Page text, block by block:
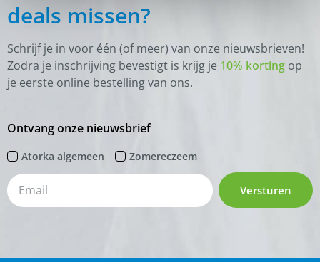
deals missen?
Schrijf je in voor één (of meer) van onze nieuwsbrieven!
Zodra je inschrijving bevestigt is krijg je 10% korting op
je eerste online bestelling van ons.
Ontvang onze nieuwsbrief
Atorka algemeen Zomereczeem
Versturen